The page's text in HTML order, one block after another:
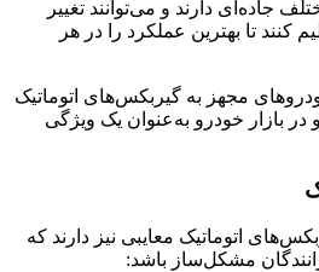
جاده‌ای دارند و می‌توانند تغییر
کنند تا بهترین عملکرد را در هر
مجهز به گیربکس‌های اتوماتیک
در بازار خودرو به‌عنوان یک ویژگی
اتوماتیک معایبی نیز دارند که
مشکل‌ساز باشد: